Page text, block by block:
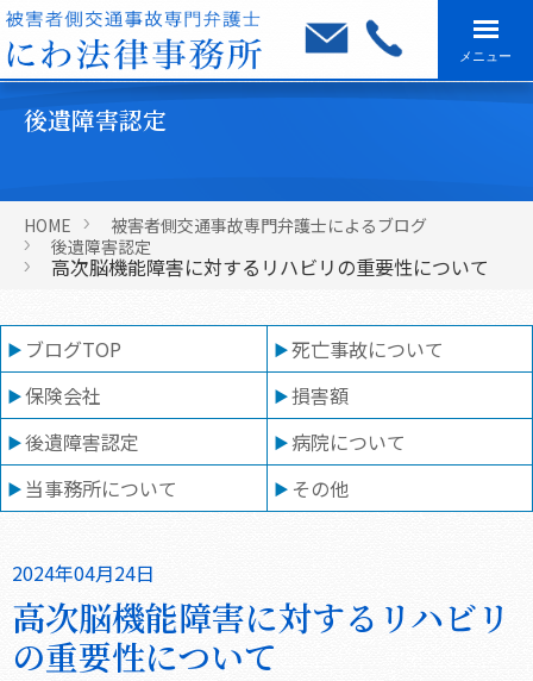
メニュー
後遺障害認定
HOME
被害者側交通事故専門弁護士によるブログ
後遺障害認定
高次脳機能障害に対するリハビリの重要性について
ブログTOP
死亡事故について
保険会社
損害額
後遺障害認定
病院について
当事務所について
その他
2024年04月24日
高次脳機能障害に対するリハビリ
の重要性について